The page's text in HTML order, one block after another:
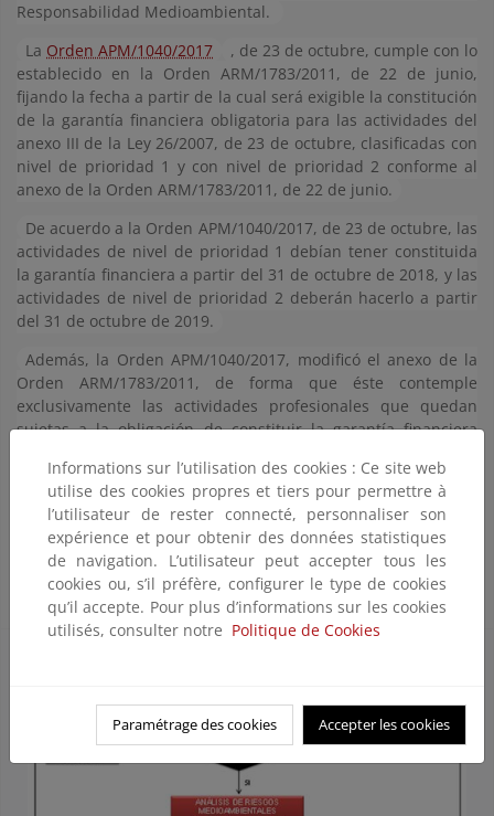
Responsabilidad Medioambiental.
La Orden APM/1040/2017
, de 23 de octubre, cumple con lo
establecido en la Orden ARM/1783/2011, de 22 de junio,
fijando la fecha a partir de la cual será exigible la constitución
de la garantía financiera obligatoria para las actividades del
anexo III de la Ley 26/2007, de 23 de octubre, clasificadas con
nivel de prioridad 1 y con nivel de prioridad 2 conforme al
anexo de la Orden ARM/1783/2011, de 22 de junio.
De acuerdo a la Orden APM/1040/2017, de 23 de octubre, las
actividades de nivel de prioridad 1 debían tener constituida
la garantía financiera a partir del 31 de octubre de 2018, y las
actividades de nivel de prioridad 2 deberán hacerlo a partir
del 31 de octubre de 2019.
Además, la Orden APM/1040/2017, modificó el anexo de la
Orden ARM/1783/2011, de forma que éste contemple
exclusivamente las actividades profesionales que quedan
sujetas a la obligación de constituir la garantía financiera
26/2007 y su Reglamento de desarrollo parcial, mediante la
Ley 11/2014 y el Real Decreto 183/2015, respectivamente.
En la siguiente figura se establece de manera gráfica el
esquema de decisión de la constitución de garantía financiera
y presentación de la declaración responsable.
Informations sur l’utilisation des cookies : Ce site web
utilise des cookies propres et tiers pour permettre à
l’utilisateur de rester connecté, personnaliser son
expérience et pour obtenir des données statistiques
de navigation. L’utilisateur peut accepter tous les
cookies ou, s’il préfère, configurer le type de cookies
qu’il accepte. Pour plus d’informations sur les cookies
utilisés, consulter notre Politique de Cookies
Paramétrage des cookies Accepter les cookies